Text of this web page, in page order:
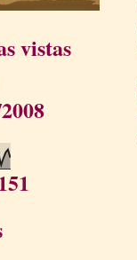
vistas